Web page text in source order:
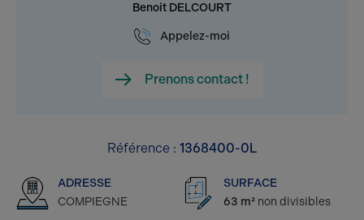
Benoit DELCOURT
Appelez-moi
Prenons contact !
Référence : 1368400-0L
ADRESSE
COMPIEGNE
SURFACE
63 m² non divisibles